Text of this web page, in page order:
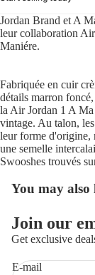
Jordan Brand et A
leur collaboration
Maniére.
Fabriquée en cuir
détails marron
la Air Jordan 1 A
vintage. Au talon,
leur forme d'origine,
une semelle
Swooshes trouvés
You may also
Join our
Get exclusive
E-mail
Politique de
Politique